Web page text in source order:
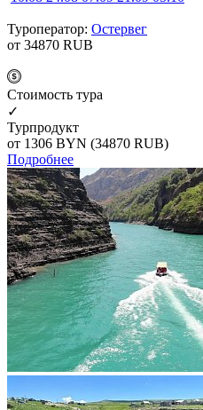
Туроператор: Остервег
от 34870 RUB
Cтоимость тура
✓
Турпродукт
от 1306 BYN (34870 RUB)
Подробнее